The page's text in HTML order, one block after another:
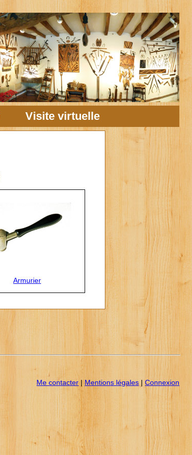
Visite virtuelle
Armurier
Me contacter |Mentions légales|Connexion